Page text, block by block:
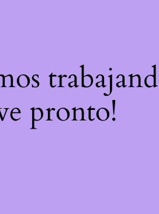
pronto!